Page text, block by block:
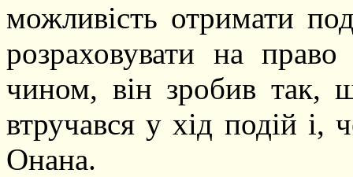
можливість отримати
розраховувати на
чином, він зробив так,
втручався у хід подій і,
Онана.